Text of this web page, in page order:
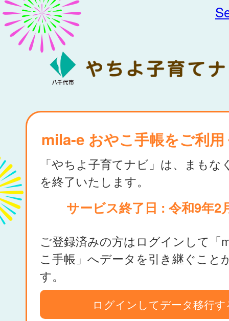
mila-e おやこ手帳をご利
「やちよ子育てナビ」は、まもな
を終了いたします。
サービス終了日 : 令和9年2
ご登録済みの方はログインして「
こ手帳」へデータを引き継ぐこと
す。
ログインしてデータ移行す